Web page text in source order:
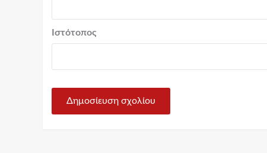
Ιστότοπος